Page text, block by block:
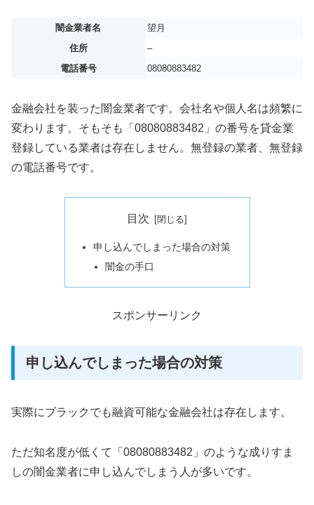
闇金業者名
望月
住所
–
電話番号
08080883482
金融会社を装った闇金業者です。会社名や個人名は頻繁に
変わります。そもそも「08080883482」の番号を貸金業
登録している業者は存在しません。無登録の業者、無登録
の電話番号です。
目次
申し込んでしまった場合の対策
闇金の手口
スポンサーリンク
申し込んでしまった場合の対策
実際にブラックでも融資可能な金融会社は存在します。
ただ知名度が低くて「08080883482」のような成りすま
しの闇金業者に申し込んでしまう人が多いです。